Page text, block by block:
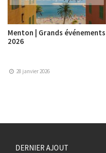
Menton | Grands événements
2026
28 janvier 2026
DERNIER AJOUT